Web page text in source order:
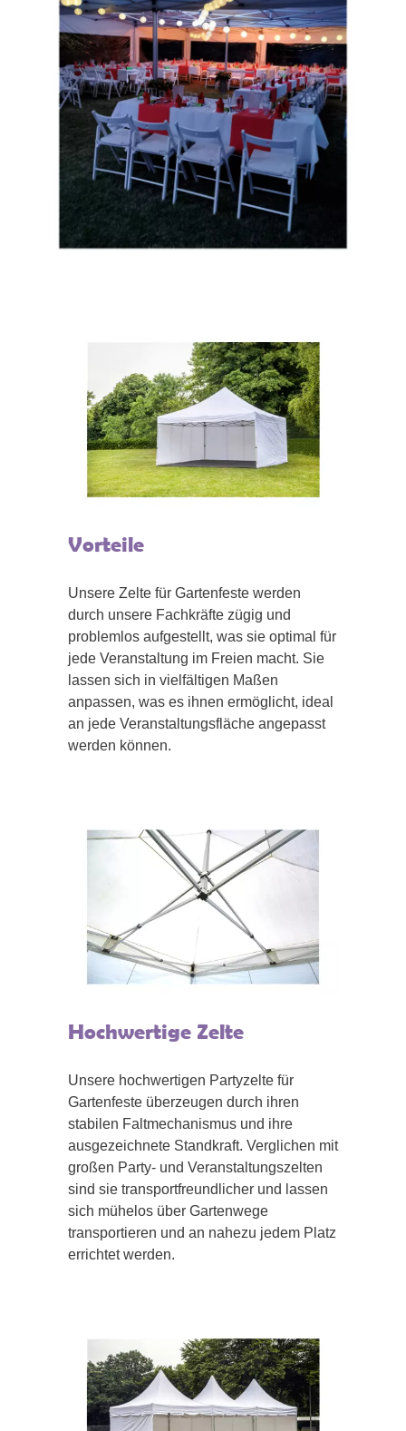
Vorteile
Unsere Zelte für Gartenfeste werden
durch unsere Fachkräfte zügig und
problemlos aufgestellt, was sie optimal für
jede Veranstaltung im Freien macht. Sie
lassen sich in vielfältigen Maßen
anpassen, was es ihnen ermöglicht, ideal
an jede Veranstaltungsfläche angepasst
werden können.
Hochwertige Zelte
Unsere hochwertigen Partyzelte für
Gartenfeste überzeugen durch ihren
stabilen Faltmechanismus und ihre
ausgezeichnete Standkraft. Verglichen mit
großen Party- und Veranstaltungszelten
sind sie transportfreundlicher und lassen
sich mühelos über Gartenwege
transportieren und an nahezu jedem Platz
errichtet werden.